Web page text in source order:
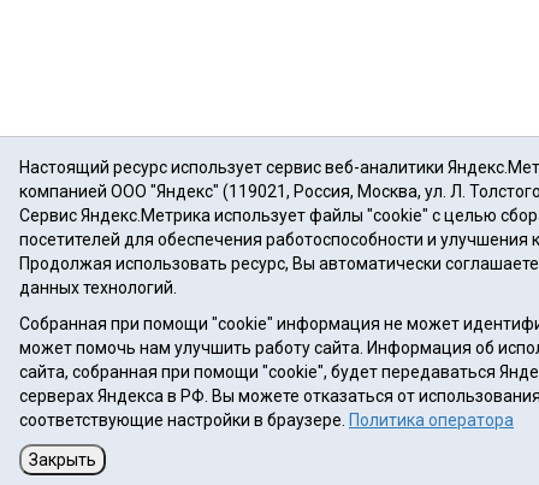
Настоящий ресурс использует сервис веб-аналитики
компанией ООО "Яндекс" (119021, Россия, Москва, ул. Л.
Сервис Яндекс.Метрика использует файлы "cookie" с целью
посетителей для обеспечения работоспособности и улучшения
Продолжая использовать ресурс, Вы автоматически
данных технологий.
Собранная при помощи "cookie" информация не может
может помочь нам улучшить работу сайта. Информация об
сайта, собранная при помощи "cookie", будет передаваться
серверах Яндекса в РФ. Вы можете отказаться от
соответствующие настройки в браузере. Политика оператора
Закрыть